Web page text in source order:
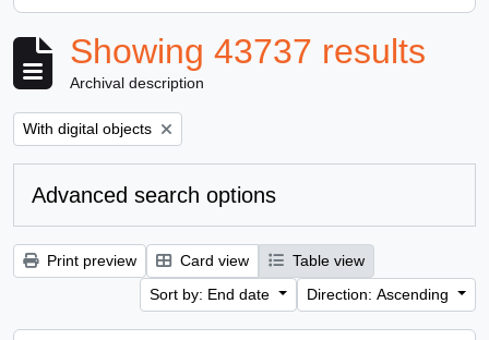
Showing 43737 results
Archival description
Remove filter:
With digital objects
Advanced search options
Print preview Card view
Table view
Sort by: End date
Direction: Ascending